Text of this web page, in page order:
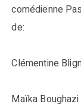
comédienne
de:
Clémentine
Maïka